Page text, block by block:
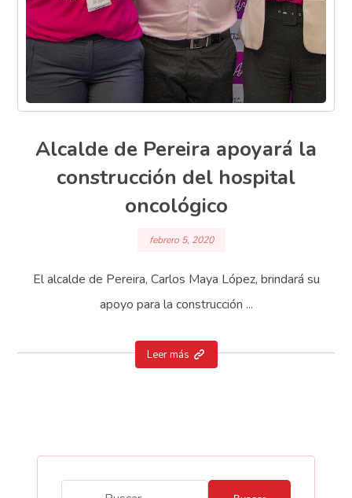
Alcalde de Pereira apoyará la
construcción del hospital
oncológico
febrero 5, 2020
El alcalde de Pereira, Carlos Maya López, brindará su
apoyo para la construcción ...
Leer más